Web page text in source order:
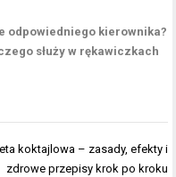
odpowiedniego kierownika?
służy w rękawiczkach
koktajlowa – zasady, efekty i
zdrowe przepisy krok po kroku